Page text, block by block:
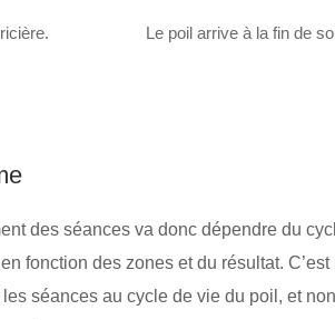
Le poil arrive à la fin de
des séances va donc dépendre du
fonction des zones et du résultat.
séances au cycle de vie du poil, et